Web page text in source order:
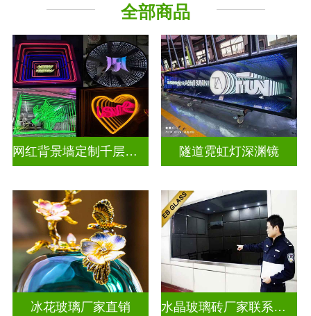
其它玻璃
全部商品
网红背景墙定制千层镜深渊镜 隧道霓虹灯深渊镜
冰花玻璃厂家直销 水晶玻璃砖厂家联系方式